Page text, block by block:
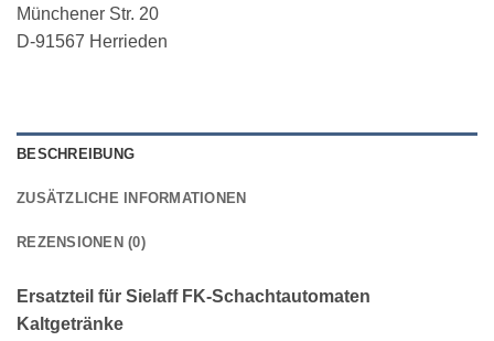
Münchener Str. 20
D-91567 Herrieden
BESCHREIBUNG
ZUSÄTZLICHE INFORMATIONEN
REZENSIONEN (0)
Ersatzteil für Sielaff FK-Schachtautomaten
Kaltgetränke